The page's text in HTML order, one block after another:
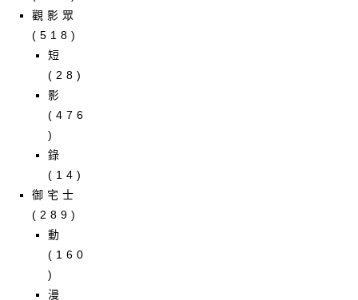
觀影眾
(518)
短
(28)
影
(476
)
錄
(14)
御宅士
(289)
動
(160
)
漫